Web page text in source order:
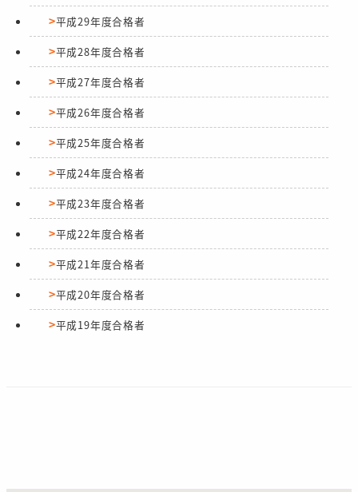
平成29年度合格者
平成28年度合格者
平成27年度合格者
平成26年度合格者
平成25年度合格者
平成24年度合格者
平成23年度合格者
平成22年度合格者
平成21年度合格者
平成20年度合格者
平成19年度合格者